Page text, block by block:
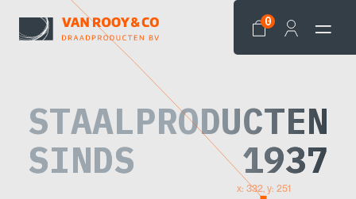
0
x: 332, y: 251
STAALPRODUCTEN
SINDS
1937